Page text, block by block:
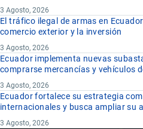
3 Agosto, 2026
El tráfico ilegal de armas en
comercio exterior y la inversión
3 Agosto, 2026
Ecuador implementa nuevas
comprarse mercancías y vehículos
3 Agosto, 2026
Ecuador fortalece su estrategia
internacionales y busca ampliar su
3 Agosto, 2026